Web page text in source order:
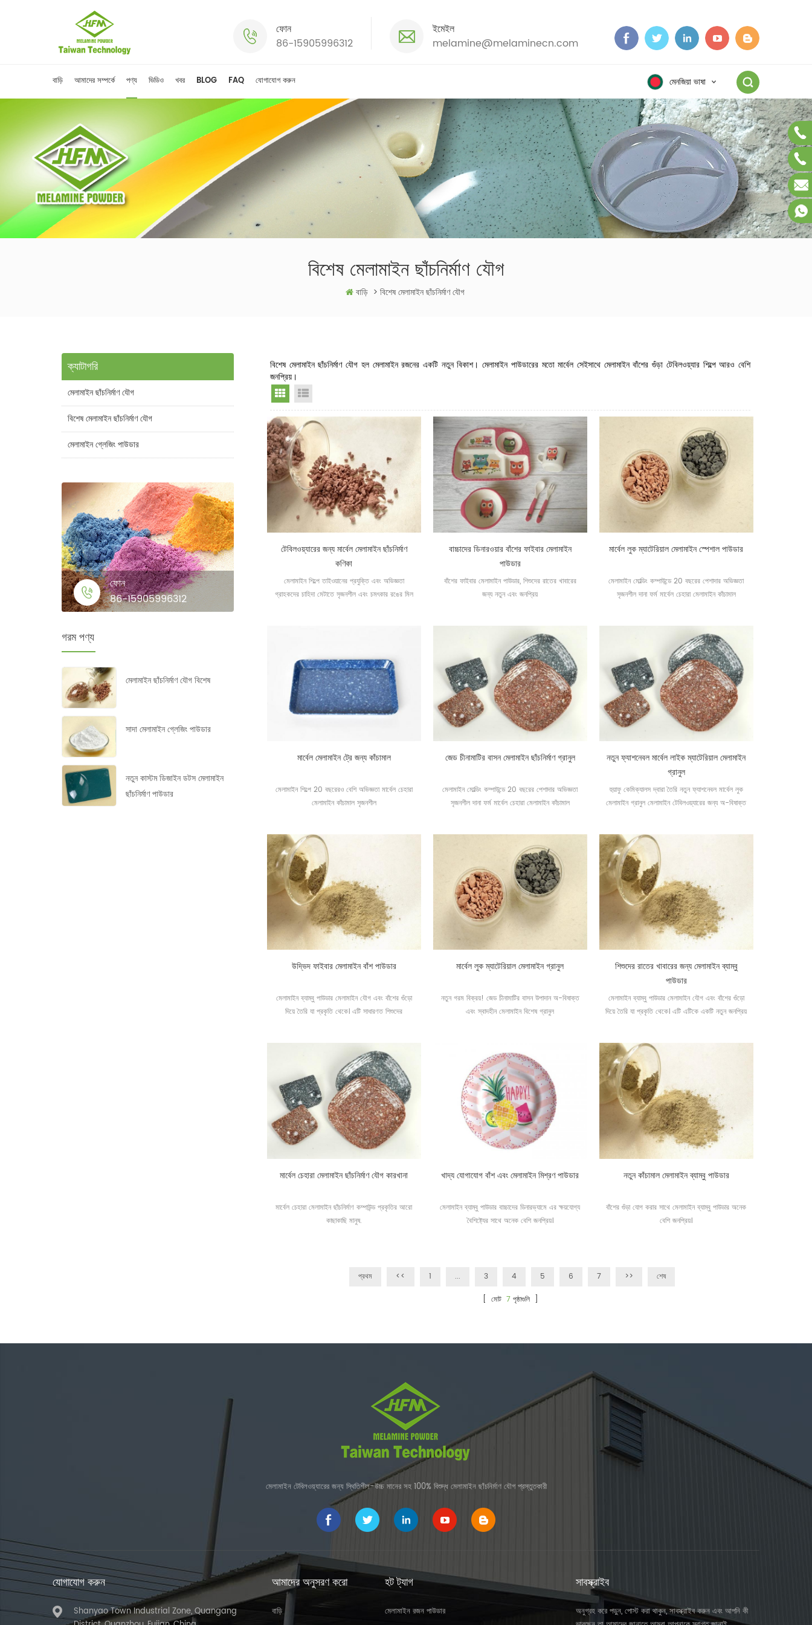
ফোন
86-15905996312
ইমেইল
melamine@melaminecn.com
মেনজিয়া ভাষা
বাড়ি আমাদের সম্পর্কে পণ্য ভিডিও খবর BLOG FAQ যোগাযোগ করুন
বিশেষ মেলামাইন ছাঁচনির্মাণ যৌগ
বাড়ি > বিশেষ মেলামাইন ছাঁচনির্মাণ যৌগ
ক্যাটাগরি
মেলামাইন ছাঁচনির্মাণ যৌগ
বিশেষ মেলামাইন ছাঁচনির্মাণ যৌগ
মেলামাইন গ্লেজিং পাউডার
ফোন
86-15905996312
গরম পণ্য
মেলামাইন ছাঁচনির্মাণ যৌগ বিশেষ
সাদা মেলামাইন গ্লেজিং পাউডার
নতুন কাস্টম ডিজাইন ডটস মেলামাইন
ছাঁচনির্মাণ পাউডার
বিশেষ মেলামাইন ছাঁচনির্মাণ যৌগ হল মেলামাইন রজনের একটি নতুন বিকাশ। মেলামাইন পাউডারের মতো মার্বেল সেইসাথে মেলামাইন বাঁশের গুঁড়া টেবিলওয়্যার শিল্পে আরও বেশি
জনপ্রিয়।
Grid View
টেবিলওয়্যারের জন্য মার্বেল মেলামাইন ছাঁচনির্মাণ
কণিকা
মেলামাইন শিল্পে তাইওয়ানের প্রযুক্তি এবং অভিজ্ঞতা
গ্রাহকদের চাহিদা মেটাতে সৃজনশীল এবং চমৎকার রঙের মিল
বাচ্চাদের ডিনারওয়ার বাঁশের ফাইবার মেলামাইন
পাউডার
বাঁশের ফাইবার মেলামাইন পাউডার, শিশুদের রাতের খাবারের
জন্য নতুন এবং জনপ্রিয়
মার্বেল লুক ম্যাটেরিয়াল মেলামাইন স্পেশাল পাউডার
মেলামাইন মোল্ডিং কম্পাউন্ডে 20 বছরের পেশাদার অভিজ্ঞতা
সৃজনশীল দানা ফর্ম মার্বেল চেহারা মেলামাইন কাঁচামাল
মার্বেল মেলামাইন ট্রে জন্য কাঁচামাল
মেলামাইন শিল্পে 20 বছরেরও বেশি অভিজ্ঞতা মার্বেল চেহারা
মেলামাইন কাঁচামাল সৃজনশীল
জেড চীনামাটির বাসন মেলামাইন ছাঁচনির্মাণ গ্রানুল
মেলামাইন মোল্ডিং কম্পাউন্ডে 20 বছরের পেশাদার অভিজ্ঞতা
সৃজনশীল দানা ফর্ম মার্বেল চেহারা মেলামাইন কাঁচামাল
নতুন ফ্যাশনেবল মার্বেল লাইক ম্যাটেরিয়াল মেলামাইন
গ্রানুল
হুয়াফু কেমিক্যালস দ্বারা তৈরি নতুন ফ্যাশনেবল মার্বেল লুক
মেলামাইন গ্রানুল মেলামাইন টেবিলওয়্যারের জন্য অ-বিষাক্ত
উদ্ভিদ ফাইবার মেলামাইন বাঁশ পাউডার
মেলামাইন ব্যাম্বু পাউডার মেলামাইন যৌগ এবং বাঁশের গুঁড়ো
দিয়ে তৈরি যা প্রকৃতি থেকে। এটি সাধারণত শিশুদের
মার্বেল লুক ম্যাটেরিয়াল মেলামাইন গ্রানুল
নতুন গরম বিক্রয়! জেড চীনামাটির বাসন উপাদান অ-বিষাক্ত
এবং স্বাদহীন মেলামাইন বিশেষ গ্রানুল
শিশুদের রাতের খাবারের জন্য মেলামাইন ব্যাম্বু
পাউডার
মেলামাইন ব্যাম্বু পাউডার মেলামাইন যৌগ এবং বাঁশের গুঁড়ো
দিয়ে তৈরি যা প্রকৃতি থেকে। এটি এটিকে একটি নতুন জনপ্রিয়
মার্বেল চেহারা মেলামাইন ছাঁচনির্মাণ যৌগ কারখানা
মার্বেল চেহারা মেলামাইন ছাঁচনির্মাণ কম্পাউন্ড প্রকৃতির আরো
কাছাকাছি মানুষ.
খাদ্য যোগাযোগ বাঁশ এবং মেলামাইন মিশ্রণ পাউডার
মেলামাইন ব্যাম্বু পাউডার বাচ্চাদের ডিনারভ্যামে এর ক্ষয়যোগ্য
বৈশিষ্ট্যের সাথে অনেক বেশি জনপ্রিয়।
নতুন কাঁচামাল মেলামাইন ব্যাম্বু পাউডার
বাঁশের গুঁড়া যোগ করার সাথে মেলামাইন ব্যাম্বু পাউডার অনেক
বেশি জনপ্রিয়।
প্রথম << 1 ... 3 4 5 6 7 >>
শেষ
[ মোট 7পৃষ্ঠাগুলি ]
মেলামাইন টেবিলওয়্যারের জন্য স্থিতিশীল-উচ্চ মানের সহ 100% বিশুদ্ধ মেলামাইন ছাঁচনির্মাণ যৌগ প্রস্তুতকারী
যোগাযোগ করুন
Shanyao Town Industrial Zone, Quangang
আমাদের অনুসরণ করো
বাড়ি
হট ট্যাগ
মেলামাইন রজন পাউডার
সাবস্ক্রাইব
অনুগ্রহ করে পড়ুন, পোস্ট করা থাকুন, সাবস্ক্রাইব করুন এবং আপনি কী